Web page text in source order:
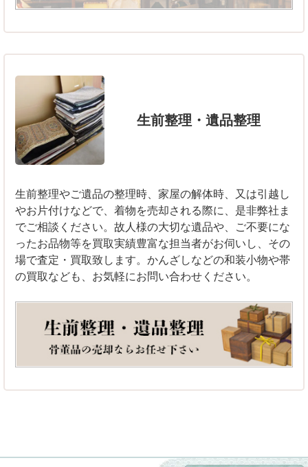
生前整理・遺品整理
生前整理やご遺品の整理時、家屋の解体時、又は引越し
やお片付けなどで、着物を売却される際に、是非弊社ま
でご相談ください。故人様の大切な遺品や、ご不要にな
ったお品物等を買取実績豊富な担当者がお伺いし、その
場で査定・買取致します。かんざしなどの和装小物や帯
の買取なども、お気軽にお問い合わせください。